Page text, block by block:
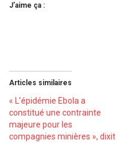
J’aime ça :
Articles similaires
« L’épidémie Ebola a
constitué une contrainte
majeure pour les
compagnies minières », dixit